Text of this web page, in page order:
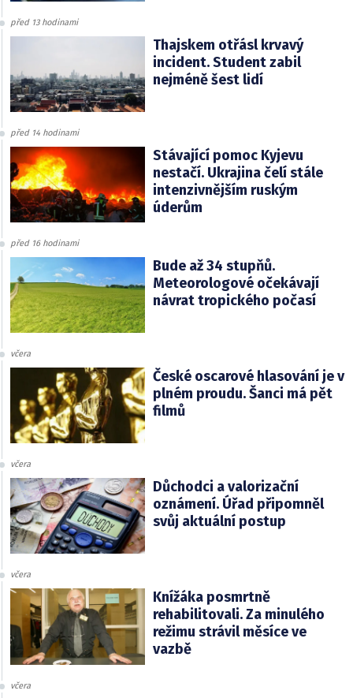
před 13 hodinami
Thajskem otřásl krvavý
incident. Student zabil
nejméně šest lidí
před 14 hodinami
Stávající pomoc Kyjevu
nestačí. Ukrajina čelí stále
intenzivnějším ruským
úderům
před 16 hodinami
Bude až 34 stupňů.
Meteorologové očekávají
návrat tropického počasí
včera
České oscarové hlasování je v
plném proudu. Šanci má pět
filmů
včera
Důchodci a valorizační
oznámení. Úřad připomněl
svůj aktuální postup
včera
Knížáka posmrtně
rehabilitovali. Za minulého
režimu strávil měsíce ve
vazbě
včera